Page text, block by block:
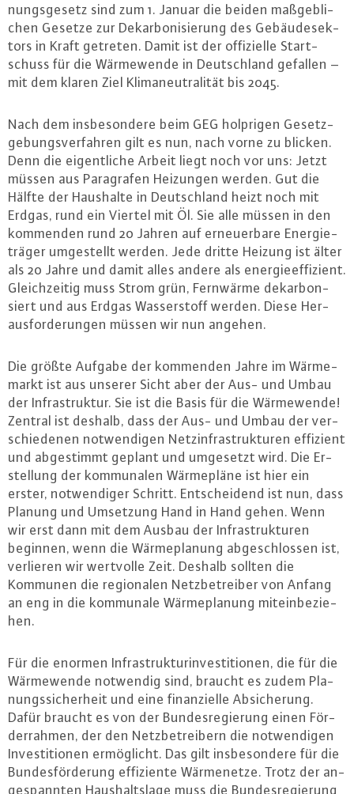
nungs­ge­setz sind zum 1. Januar die beiden maß­geb­li­
chen Gesetze zur Dekar­bo­ni­sie­rung des Ge­bäu­de­sek­
tors in Kraft getreten. Damit ist der of­fi­zi­el­le Start­
schuss für die Wär­me­wen­de in Deutsch­land gefallen –
mit dem klaren Ziel Kli­ma­neu­tra­li­tät bis 2045.
Nach dem ins­be­son­de­re beim GEG holprigen Ge­setz­
ge­bungs­ver­fah­ren gilt es nun, nach vorne zu blicken.
Denn die ei­gent­li­che Arbeit liegt noch vor uns: Jetzt
müssen aus Pa­ra­gra­fen Heizungen werden. Gut die
Hälfte der Haushalte in Deutsch­land heizt noch mit
Erdgas, rund ein Viertel mit Öl. Sie alle müssen in den
kommenden rund 20 Jahren auf er­neu­er­ba­re En­er­gie­
trä­ger um­ge­stellt werden. Jede dritte Heizung ist älter
als 20 Jahre und damit alles andere als en­er­gie­ef­fi­zi­ent.
Gleich­zei­tig muss Strom grün, Fernwärme dekar­bon­
siert und aus Erdgas Was­ser­stoff werden. Diese Her­
aus­for­de­run­gen müssen wir nun angehen.
Die größte Aufgabe der kommenden Jahre im Wär­me­
markt ist aus unserer Sicht aber der Aus- und Umbau
der In­fra­struk­tur. Sie ist die Basis für die Wär­me­wen­de!
Zentral ist deshalb, dass der Aus- und Umbau der ver­
schie­de­nen not­wen­di­gen Netz­in­fra­struk­tu­ren effizient
und ab­ge­stimmt geplant und umgesetzt wird. Die Er­
stel­lung der kom­mu­na­len Wär­me­plä­ne ist hier ein
erster, not­wen­di­ger Schritt. Ent­schei­dend ist nun, dass
Planung und Umsetzung Hand in Hand gehen. Wenn
wir erst dann mit dem Ausbau der In­fra­struk­tu­ren
beginnen, wenn die Wär­me­pla­nung ab­ge­schlos­sen ist,
verlieren wir wertvolle Zeit. Deshalb sollten die
Kommunen die re­gio­na­len Netz­be­trei­ber von Anfang
an eng in die kommunale Wär­me­pla­nung mit­ein­be­zie­
hen.
Für die enormen In­fra­struk­tur­in­ves­ti­tio­nen, die für die
Wär­me­wen­de notwendig sind, braucht es zudem Pla­
nungs­si­cher­heit und eine fi­nan­zi­el­le Ab­si­che­rung.
Dafür braucht es von der Bun­des­re­gie­rung einen För­
der­rah­men, der den Netz­be­trei­bern die not­wen­di­gen
In­ves­ti­tio­nen er­mög­licht. Das gilt ins­be­son­de­re für die
Bun­des­för­de­rung ef­fi­zi­en­te Wär­me­net­ze. Trotz der an­
ge­spann­ten Haus­halts­la­ge muss die Bun­des­re­gie­rung